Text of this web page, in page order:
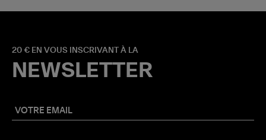
20 € EN VOUS INSCRIVANT À LA
NEWSLETTER